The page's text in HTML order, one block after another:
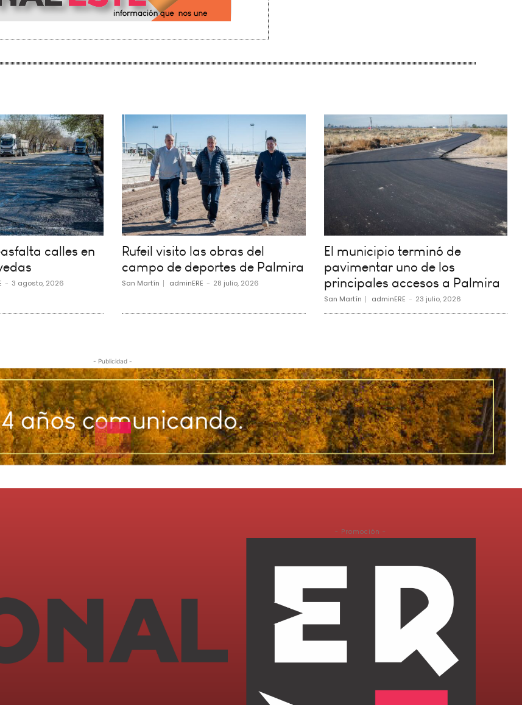
calles en
- 3 agosto, 2026
Rufeil visito las obras del
campo de deportes de Palmira
San Martín adminERE - 28 julio, 2026
El municipio terminó de
pavimentar uno de los
principales accesos a Palmira
San Martín adminERE - 23 julio, 2026
- Publicidad -
- Promoción -